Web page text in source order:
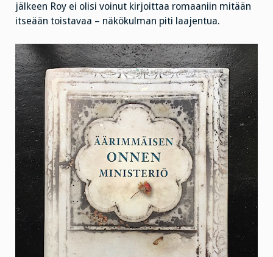
jälkeen Roy ei olisi voinut kirjoittaa romaaniin mitään
itseään toistavaa – näkökulman piti laajentua.